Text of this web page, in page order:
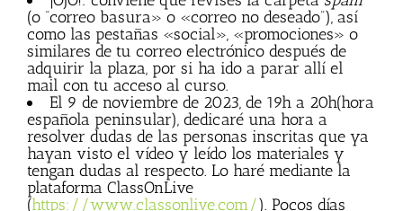
(o “correo basura» o «correo no deseado”), así
como las pestañas «social», «promociones» o
similares de tu correo electrónico después de
adquirir la plaza, por si ha ido a parar allí el
mail con tu acceso al curso.
El 9 de noviembre de 2023, de 19h a 20h(hora
española peninsular), dedicaré una hora a
resolver dudas de las personas inscritas que ya
hayan visto el vídeo y leído los materiales y
tengan dudas al respecto. Lo haré mediante la
plataforma ClassOnLive
(https://www.classonlive.com/). Pocos días